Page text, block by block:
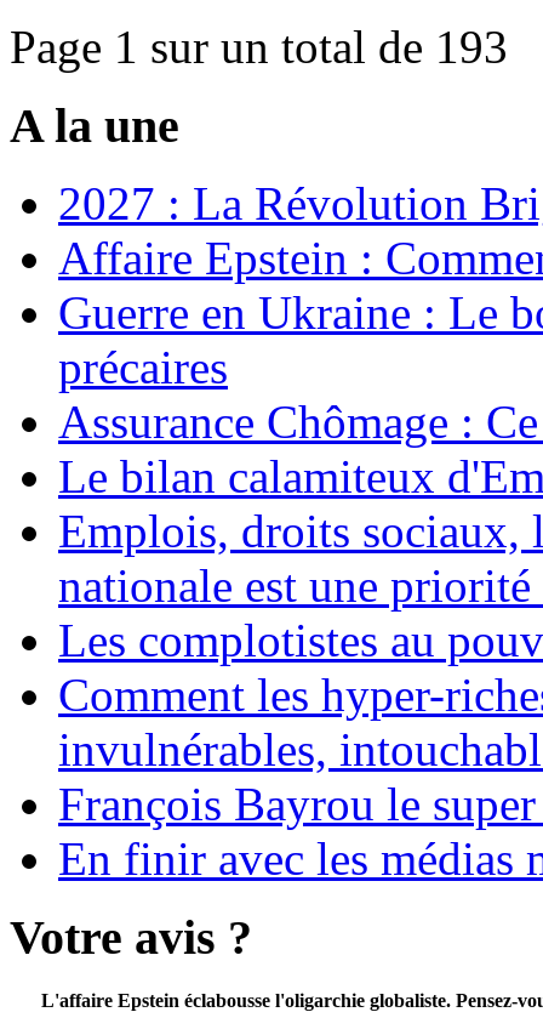
Page 1 sur un total de 193
A la une
2027 : La Révolution
Affaire Epstein :
Guerre en Ukraine : Le
précaires
Assurance Chômage :
Le bilan calamiteux
Emplois, droits sociaux,
nationale est une
Les complotistes au
Comment les hyper-
invulnérables,
François Bayrou le
En finir avec les médias
Votre avis ?
L'affaire Epstein éclabousse l'oligarchie globaliste. Pensez-